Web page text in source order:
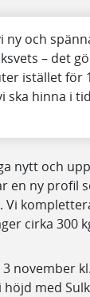
och
– det
istället för
hinna i
nytt och
en ny profil
Vi
cirka 300
november
med